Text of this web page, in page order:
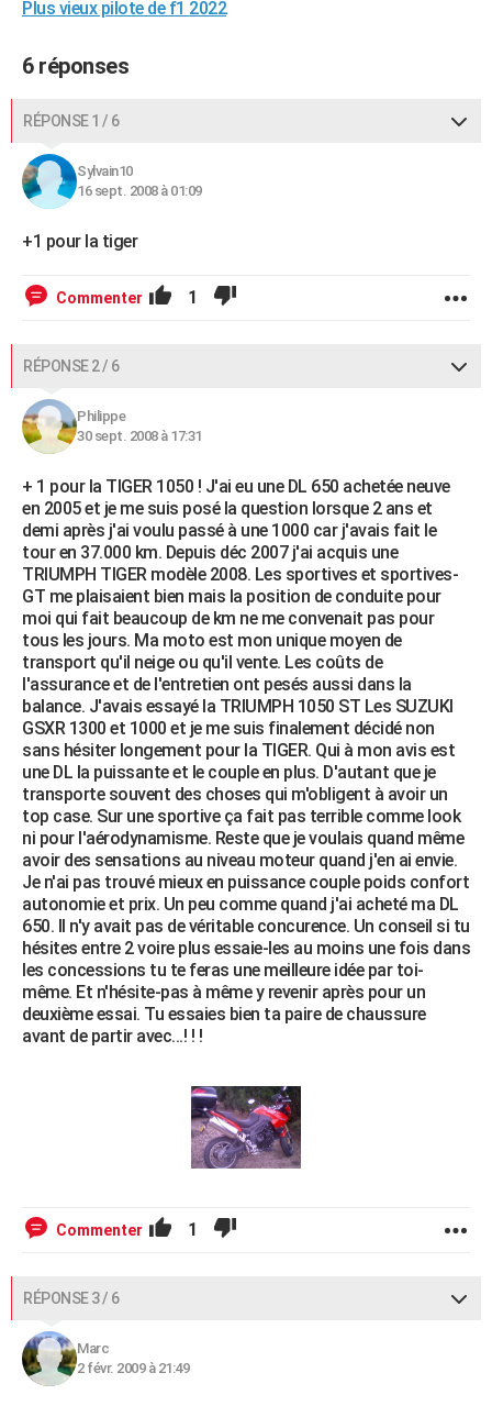
Plus vieux pilote de f1 2022
6 réponses
RÉPONSE 1 / 6
Sylvain10
16 sept. 2008 à 01:09
+1 pour la tiger
Commenter 1
RÉPONSE 2 / 6
Philippe
30 sept. 2008 à 17:31
+ 1 pour la TIGER 1050 ! J'ai eu une DL 650 achetée neuve
en 2005 et je me suis posé la question lorsque 2 ans et
demi après j'ai voulu passé à une 1000 car j'avais fait le
tour en 37.000 km. Depuis déc 2007 j'ai acquis une
TRIUMPH TIGER modèle 2008. Les sportives et sportives-
GT me plaisaient bien mais la position de conduite pour
moi qui fait beaucoup de km ne me convenait pas pour
tous les jours. Ma moto est mon unique moyen de
transport qu'il neige ou qu'il vente. Les coûts de
l'assurance et de l'entretien ont pesés aussi dans la
balance. J'avais essayé la TRIUMPH 1050 ST Les SUZUKI
GSXR 1300 et 1000 et je me suis finalement décidé non
sans hésiter longement pour la TIGER. Qui à mon avis est
une DL la puissante et le couple en plus. D'autant que je
transporte souvent des choses qui m'obligent à avoir un
top case. Sur une sportive ça fait pas terrible comme look
ni pour l'aérodynamisme. Reste que je voulais quand même
avoir des sensations au niveau moteur quand j'en ai envie.
Je n'ai pas trouvé mieux en puissance couple poids confort
autonomie et prix. Un peu comme quand j'ai acheté ma DL
650. Il n'y avait pas de véritable concurence. Un conseil si tu
hésites entre 2 voire plus essaie-les au moins une fois dans
les concessions tu te feras une meilleure idée par toi-
même. Et n'hésite-pas à même y revenir après pour un
deuxième essai. Tu essaies bien ta paire de chaussure
avant de partir avec...! ! !
Commenter 1
RÉPONSE 3 / 6
Marc
2 févr. 2009 à 21:49